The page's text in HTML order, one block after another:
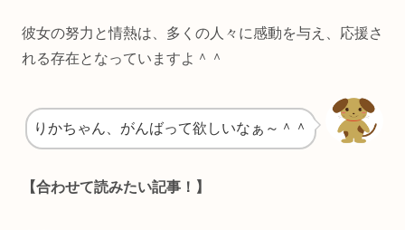
彼女の努力と情熱は、多くの人々に感動を与え、応援さ
れる存在となっていますよ＾＾
りかちゃん、がんばって欲しいなぁ～＾＾
【合わせて読みたい記事！】